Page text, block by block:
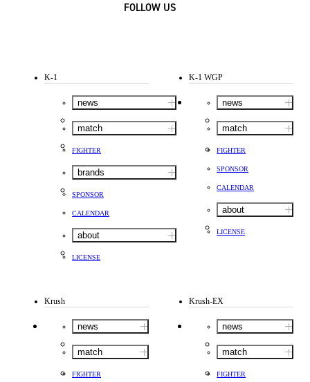
FOLLOW US
K-1
news
match
FIGHTER
brands
SPONSOR
CALENDAR
about
LICENSE
K-1 WGP
news
match
FIGHTER
SPONSOR
CALENDAR
about
LICENSE
Krush
news
match
FIGHTER
Krush-EX
news
match
FIGHTER